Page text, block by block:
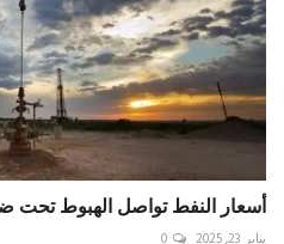
أسعار النفط تواصل الهبوط
يناير 23, 2025 0